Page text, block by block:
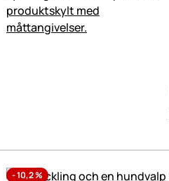
-10,2%